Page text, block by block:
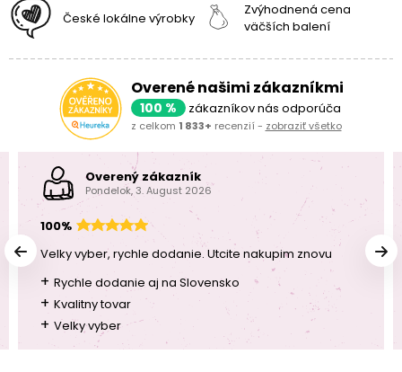
České lokálne výrobky
Zvýhodnená cena
väčších balení
Overené našimi zákazníkmi
100 % zákazníkov nás odporúča
z celkom 1 833+ recenzií - zobraziť všetko
Overený zákazník
Pondelok, 3. August 2026
100%
Velky vyber, rychle dodanie. Utcite nakupim znovu
+ Rychle dodanie aj na Slovensko
+ Kvalitny tovar
+ Velky vyber